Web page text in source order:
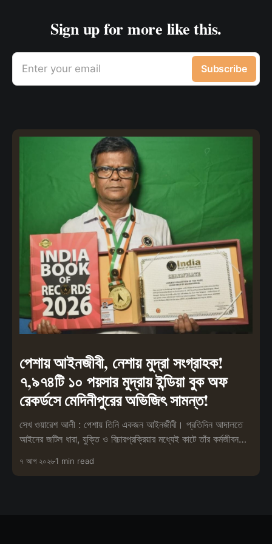
Sign up for more like this.
Enter your email Subscribe
পেশায় আইনজীবী, নেশায় মুদ্রা সংগ্রাহক!
৭,৯৭৪টি ১০ পয়সার মুদ্রায় ইন্ডিয়া বুক অফ
রেকর্ডসে মেদিনীপুরের অভিজিৎ সামন্ত!
সেখ ওয়ারেশ আলী : পেশায় তিনি একজন আইনজীবী। প্রতিদিন আদালতে
আইনের জটিল ধারা, যুক্তি ও বিচারপ্রক্রিয়ার মধ্যেই কাটে তাঁর কর্মজীবন।
৭ আগ ২০২৬1 min read